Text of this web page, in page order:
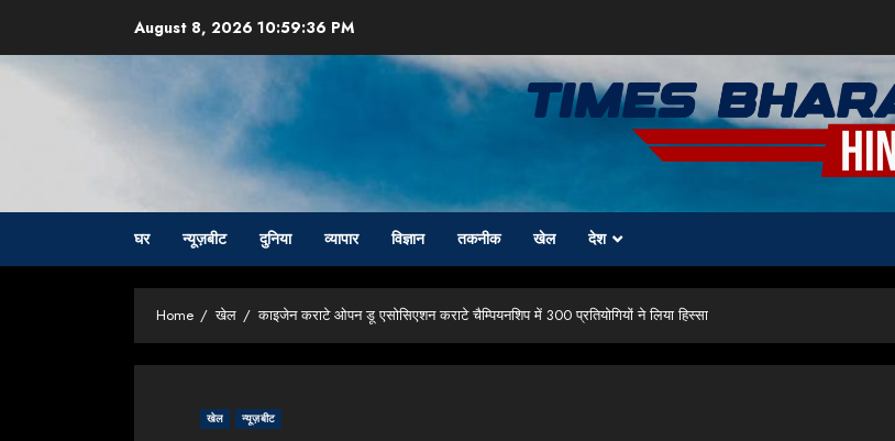
content
August 8, 2026 10:59:37 PM
घर न्यूज़बीट दुनिया व्यापार विज्ञान तकनीक खेल देश
Home खेल काइजेन कराटे ओपन डू एसोसिएशन कराटे चैम्पियनशिप में 300 प्रतियोगियों ने लिया हिस्सा
खेल न्यूज़बीट